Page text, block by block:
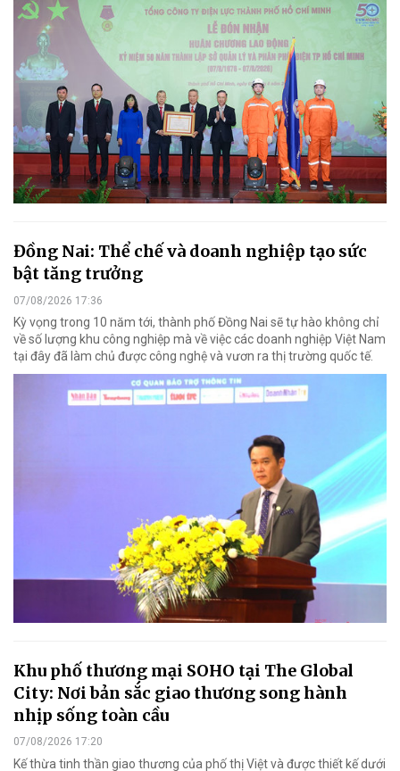
Đồng Nai: Thể chế và doanh nghiệp tạo sức
bật tăng trưởng
07/08/2026 17:36
Kỳ vọng trong 10 năm tới, thành phố Đồng Nai sẽ tự hào không chỉ
về số lượng khu công nghiệp mà về việc các doanh nghiệp Việt Nam
tại đây đã làm chủ được công nghệ và vươn ra thị trường quốc tế.
Khu phố thương mại SOHO tại The Global
City: Nơi bản sắc giao thương song hành
nhịp sống toàn cầu
07/08/2026 17:20
Kế thừa tinh thần giao thương của phố thị Việt và được thiết kế dưới